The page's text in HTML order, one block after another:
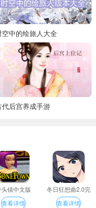
空中的绘旅人大全
代后宫养成手游
头镇中文版
查看详情
冬日狂想曲2.0完
整汉化版
查看详情